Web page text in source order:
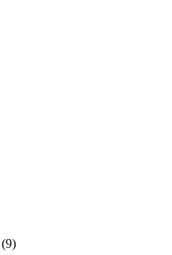
(9)